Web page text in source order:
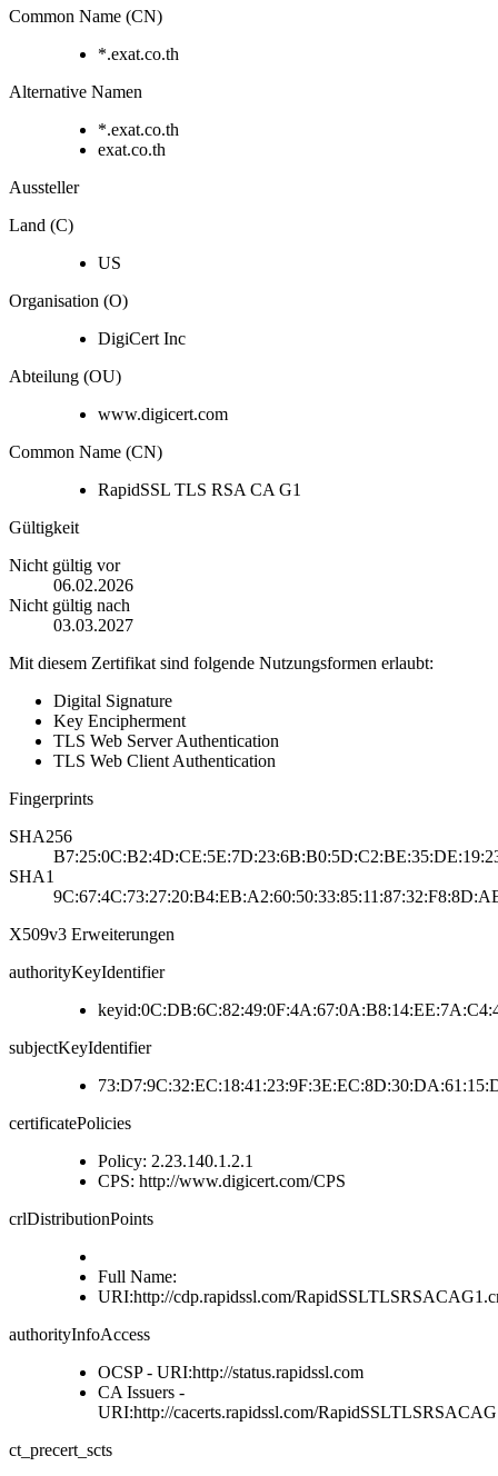
Common Name (CN)
*.exat.co.th
Alternative Namen
*.exat.co.th
exat.co.th
Aussteller
Land (C)
US
Organisation (O)
DigiCert Inc
Abteilung (OU)
www.digicert.com
Common Name (CN)
RapidSSL TLS RSA CA G1
Gültigkeit
Nicht gültig vor
06.02.2026
Nicht gültig nach
03.03.2027
Mit diesem Zertifikat sind folgende Nutzungsformen erlaubt:
Digital Signature
Key Encipherment
TLS Web Server Authentication
TLS Web Client Authentication
Fingerprints
SHA256
SHA1
X509v3 Erweiterungen
authorityKeyIdentifier
subjectKeyIdentifier
certificatePolicies
Policy: 2.23.140.1.2.1
CPS: http://www.digicert.com/CPS
crlDistributionPoints
Full Name:
URI:http://cdp.rapidssl.com/
authorityInfoAccess
OCSP - URI:http://status.rapidssl.com
CA Issuers -
URI:http://cacerts.rapidssl.com/
ct_precert_scts